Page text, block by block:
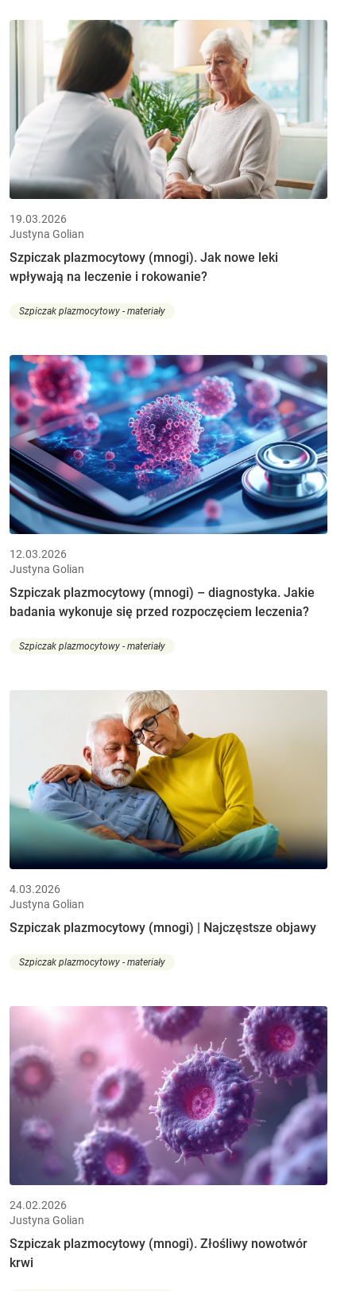
19.03.2026
Justyna Golian
Szpiczak plazmocytowy (mnogi). Jak nowe leki
wpływają na leczenie i rokowanie?
Szpiczak plazmocytowy - materiały
12.03.2026
Justyna Golian
Szpiczak plazmocytowy (mnogi) – diagnostyka. Jakie
badania wykonuje się przed rozpoczęciem leczenia?
Szpiczak plazmocytowy - materiały
4.03.2026
Justyna Golian
Szpiczak plazmocytowy (mnogi) | Najczęstsze objawy
Szpiczak plazmocytowy - materiały
24.02.2026
Justyna Golian
Szpiczak plazmocytowy (mnogi). Złośliwy nowotwór
krwi